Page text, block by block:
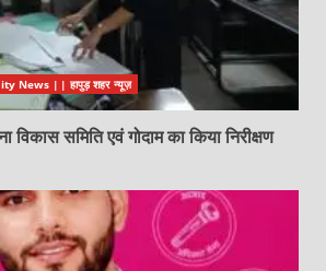
News || हापुड़ शहर न्यूज़
विकास समिति एवं गोदाम का किया निरीक्षण